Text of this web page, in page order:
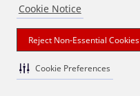
Cookie Notice
Reject Non-Essential Cookies
Cookie Preferences